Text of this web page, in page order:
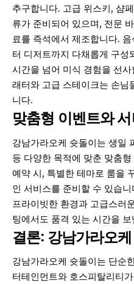
추구합니다. 고급 위스키, 샴
류가 준비되어 있으며, 전문
료를 즉석에서 제조합니다.
터 디저트까지 다채롭게 구성
시간을 넘어 미식 경험을 선
래터와 고급 스테이크는 손님
니다.
맞춤형 이벤트와
강남가라오케 슛돌이는 생일
등 다양한 목적에 맞춘 맞춤
예약 시, 특별한 테마로 룸을
인 서비스를 준비할 수 있습
프라이빗한 환경과 고급스러
팅에서도 품격 있는 시간을
결론: 강남가라오
강남가라오케 슛돌이는 단순
터테인먼트와 호스피탈리티